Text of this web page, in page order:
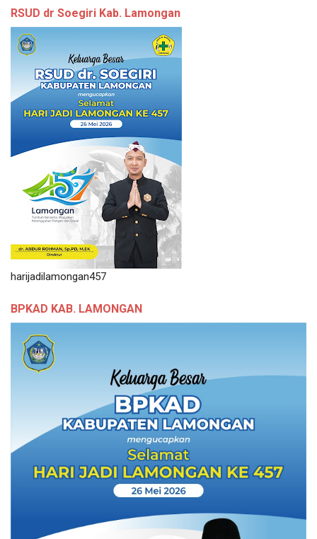
RSUD dr Soegiri Kab. Lamongan
harijadilamongan457
BPKAD KAB. LAMONGAN